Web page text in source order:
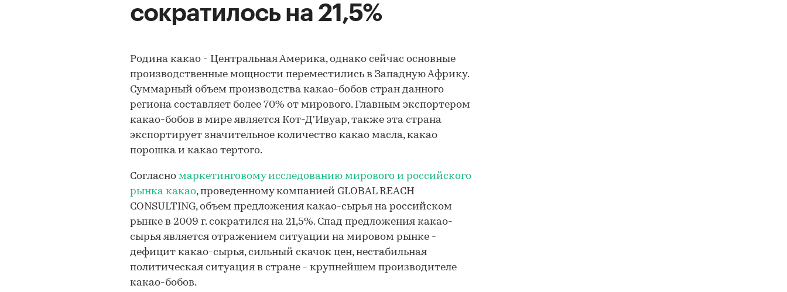
сократилось на 21,5%
Родина какао - Центральная Америка, однако сейчас основные
производственные мощности переместились в Западную Африку.
Суммарный объем производства какао-бобов стран данного
региона составляет более 70% от мирового. Главным экспортером
какао-бобов в мире является Кот-Д'Ивуар, также эта страна
экспортирует значительное количество какао масла, какао
порошка и какао тертого.
Согласно маркетинговому исследованию мирового и российского
рынка какао, проведенному компанией GLOBAL REACH
CONSULTING, объем предложения какао-сырья на российском
рынке в 2009 г. сократился на 21,5%. Спад предложения какао-
сырья является отражением ситуации на мировом рынке -
дефицит какао-сырья, сильный скачок цен, нестабильная
политическая ситуация в стране - крупнейшем производителе
какао-бобов.